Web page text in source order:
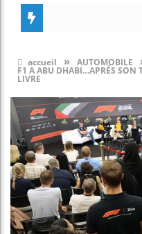
accueil » AUTOMOBILE
F1 A ABU DHABI…APRÉS SON
LIVRE